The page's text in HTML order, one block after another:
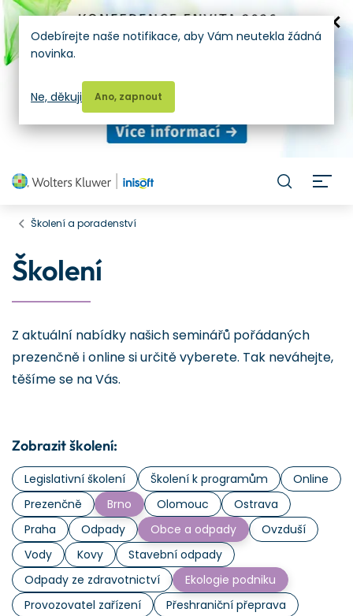
Školení a poradenství
Školení
Z aktuální nabídky našich seminářů pořádaných
prezenčně i online si určitě vyberete. Tak neváhejte,
těšíme se na Vás.
Zobrazit školení:
Legislativní školení Školení k programům
Online
Prezenčně
Brno Olomouc
Ostrava
Praha
Odpady Obce a odpady
Ovzduší
Vody
Kovy
Stavební odpady
Odpady ze zdravotnictví
Ekologie podniku
Provozovatel zařízení
Přeshraniční přeprava
Odebírejte naše notifikace, aby Vám neutekla žádná
novinka.
Ano, zapnout
Ne, děkuji